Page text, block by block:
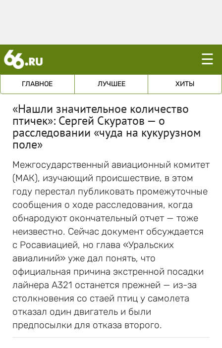
☰
ГЛАВНОЕ ЛУЧШЕЕ ХИТЫ
«Нашли значительное количество
птичек»: Сергей Скуратов — о
расследовании «чуда на кукурузном
поле»
Межгосударственный авиационный комитет
(МАК), изучающий происшествие, в этом
году перестал публиковать промежуточные
сообщения о ходе расследования, когда
обнародуют окончательный отчет — тоже
неизвестно. Сейчас документ обсуждается
с Росавиацией, но глава «Уральских
авиалиний» уже дал понять, что
официальная причина экстренной посадки
лайнера A321 останется прежней — из-за
столкновения со стаей птиц у самолета
отказал один двигатель и были
предпосылки для отказа второго.